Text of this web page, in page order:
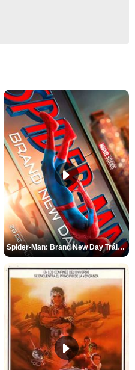
Spider-Man: Brand New Day Tráiler (3)